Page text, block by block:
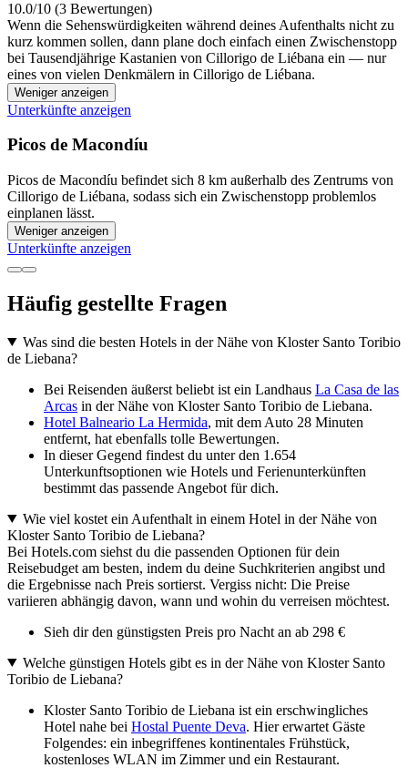
10.0/10 (3 Bewertungen)
Wenn die Sehenswürdigkeiten während deines Aufenthalts nicht zu
kurz kommen sollen, dann plane doch einfach einen Zwischenstopp
bei Tausendjährige Kastanien von Cillorigo de Liébana ein — nur
eines von vielen Denkmälern in Cillorigo de Liébana.
Weniger anzeigen
Unterkünfte anzeigen
Picos de Macondíu
Picos de Macondíu befindet sich 8 km außerhalb des Zentrums von
Cillorigo de Liébana, sodass sich ein Zwischenstopp problemlos
einplanen lässt.
Weniger anzeigen
Unterkünfte anzeigen
Häufig gestellte Fragen
Was sind die besten Hotels in der Nähe von Kloster Santo Toribio
de Liebana?
Bei Reisenden äußerst beliebt ist ein Landhaus La Casa de las
Arcas in der Nähe von Kloster Santo Toribio de Liebana.
Hotel Balneario La Hermida, mit dem Auto 28 Minuten
entfernt, hat ebenfalls tolle Bewertungen.
In dieser Gegend findest du unter den 1.654
Unterkunftsoptionen wie Hotels und Ferienunterkünften
bestimmt das passende Angebot für dich.
Wie viel kostet ein Aufenthalt in einem Hotel in der Nähe von
Kloster Santo Toribio de Liebana?
Bei Hotels.com siehst du die passenden Optionen für dein
Reisebudget am besten, indem du deine Suchkriterien angibst und
die Ergebnisse nach Preis sortierst. Vergiss nicht: Die Preise
variieren abhängig davon, wann und wohin du verreisen möchtest.
Sieh dir den günstigsten Preis pro Nacht an ab 298 €
Welche günstigen Hotels gibt es in der Nähe von Kloster Santo
Toribio de Liebana?
Kloster Santo Toribio de Liebana ist ein erschwingliches
Hotel nahe bei Hostal Puente Deva. Hier erwartet Gäste
Folgendes: ein inbegriffenes kontinentales Frühstück,
kostenloses WLAN im Zimmer und ein Restaurant.